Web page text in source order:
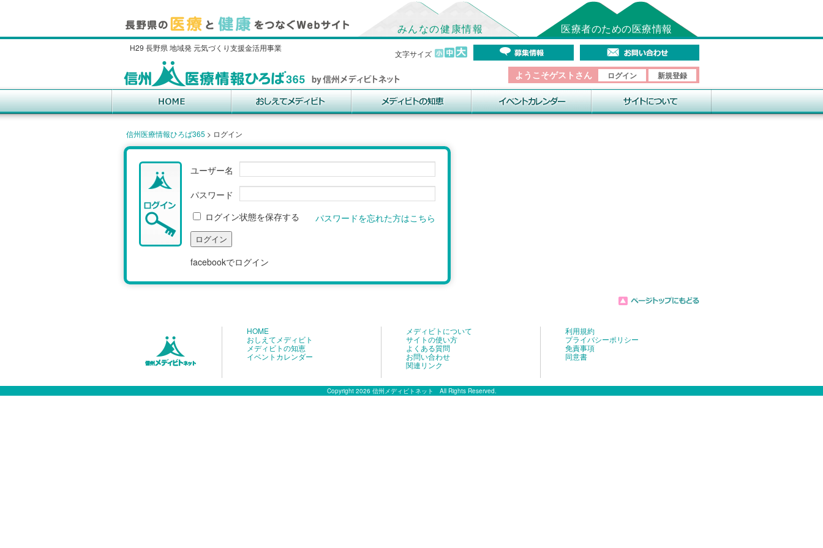
みんなの健康情報 医療者のための医療情報
文字サイズ
H29 長野県 地域発 元気づくり支援金活用事業
ようこそゲストさん ログイン 新規登録
信州医療情報ひろば365 > ログイン
ユーザー名
パスワード
パスワードを忘れた方はこちら
ログイン状態を保存する
facebookでログイン
HOME
おしえてメディビト
メディビトの知恵
イベントカレンダー
メディビトについて
サイトの使い方
よくある質問
お問い合わせ
関連リンク
利用規約
プライバシーポリシー
免責事項
同意書
Copyright 2026 信州メディビトネット All Rights Reserved.